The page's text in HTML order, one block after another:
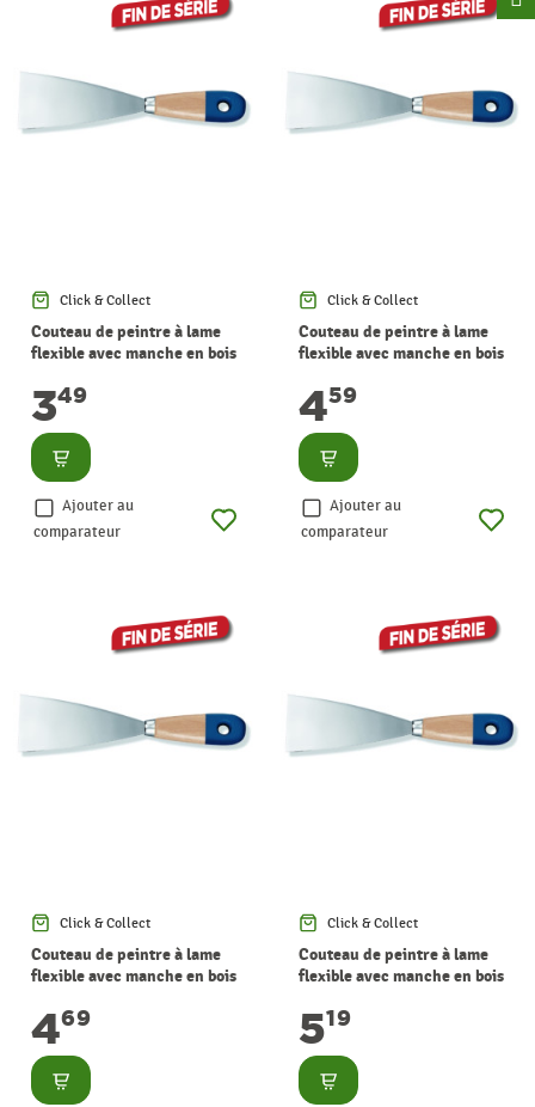
Click & Collect
Couteau de peintre à lame
flexible avec manche en bois
349
Consulter
Ajouter au
comparateur
Click & Collect
Couteau de peintre à lame
flexible avec manche en bois
459
Consulter
Ajouter au
comparateur
Click & Collect
Couteau de peintre à lame
flexible avec manche en bois
469
Consulter
Click & Collect
Couteau de peintre à lame
flexible avec manche en bois
519
Consulter